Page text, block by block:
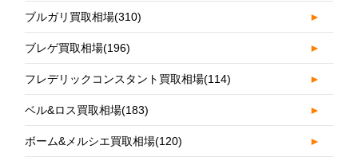
ブルガリ買取相場(310) ►
ブレゲ買取相場(196) ►
フレデリックコンスタント買取相場(114) ►
ベル&ロス買取相場(183) ►
ボーム&メルシエ買取相場(120) ►